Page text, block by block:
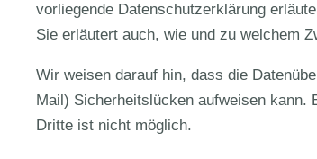
vorliegende Datenschutzerklärung
Sie erläutert auch, wie und zu welchem
Wir weisen darauf hin, dass die
Mail) Sicherheitslücken aufweisen
Dritte ist nicht möglich.